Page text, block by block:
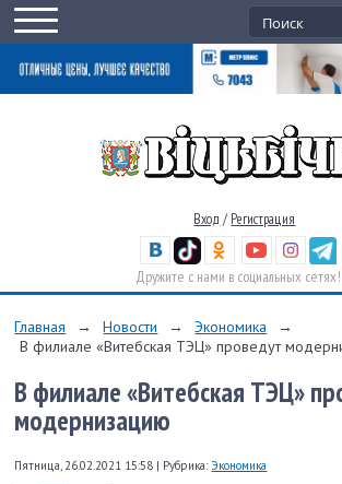
Вход / Регистрация
Дружите с нами в социальных сетях!
Главная → Новости → Экономика
→
В филиале «Витебская ТЭЦ» проведут
В филиале «Витебская ТЭЦ»
модернизацию
Пятница, 26.02.2021 15:58 | Рубрика: Экономика